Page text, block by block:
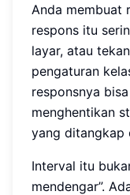
Anda membuat
respons itu
layar, atau
pengaturan
responsnya
menghentikan
yang ditangkap
Interval itu
mendengar”.